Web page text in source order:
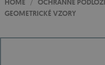
HOME / OCHRANNÉ
GEOMETRICKÉ VZORY